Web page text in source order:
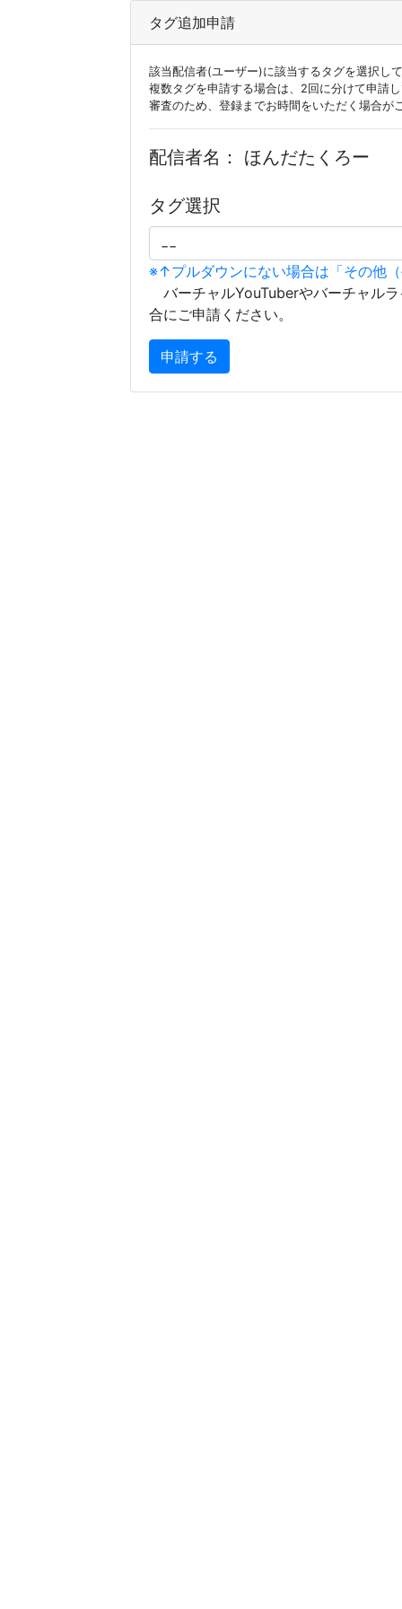
タグ追加申請
該当配信者(ユーザー)に該当するタグを選択し
複数タグを申請する場合は、2回に分けて申請
審査のため、登録までお時間をいただく場合が
配信者名： ほんだたくろー
タグ選択
※↑プルダウンにない場合は「その他
バーチャルYouTuberやバーチャル
合にご申請ください。
申請する